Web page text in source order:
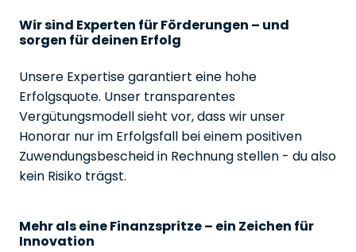
Wir sind Experten für Förderungen – und
sorgen für deinen Erfolg
Unsere Expertise garantiert eine hohe
Erfolgsquote. Unser transparentes
Vergütungsmodell sieht vor, dass wir unser
Honorar nur im Erfolgsfall bei einem positiven
Zuwendungsbescheid in Rechnung stellen - du also
kein Risiko trägst.
Mehr als eine Finanzspritze – ein Zeichen für
Innovation